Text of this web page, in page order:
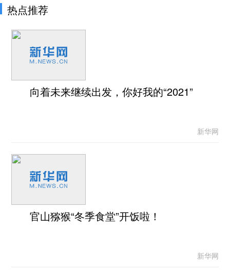
热点推荐
向着未来继续出发，你好我的“2021”
新华网
官山猕猴“冬季食堂”开饭啦！
新华网